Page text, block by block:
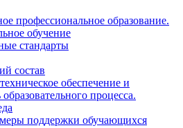
профессиональное образование.
обучение
стандарты
состав
обеспечение и
процесса.
поддержки обучающихся